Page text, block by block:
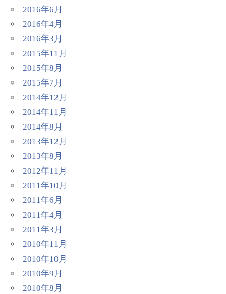
2016年6月
2016年4月
2016年3月
2015年11月
2015年8月
2015年7月
2014年12月
2014年11月
2014年8月
2013年12月
2013年8月
2012年11月
2011年10月
2011年6月
2011年4月
2011年3月
2010年11月
2010年10月
2010年9月
2010年8月